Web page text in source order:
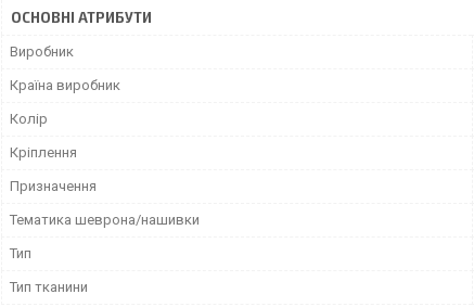
ОСНОВНІ АТРИБУТИ
Виробник
Країна виробник
Колір
Кріплення
Призначення
Тематика шеврона/нашивки
Тип
Тип тканини